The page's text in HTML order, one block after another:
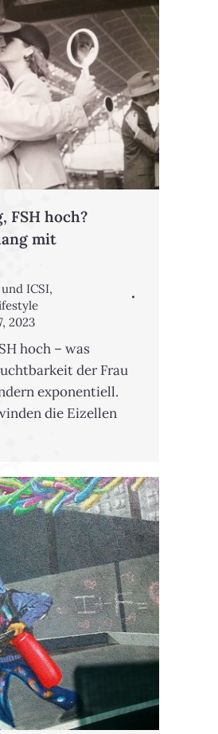
FSH hoch?
mit
ICSI,
2023
hoch – was
der Frau
exponentiell.
die Eizellen